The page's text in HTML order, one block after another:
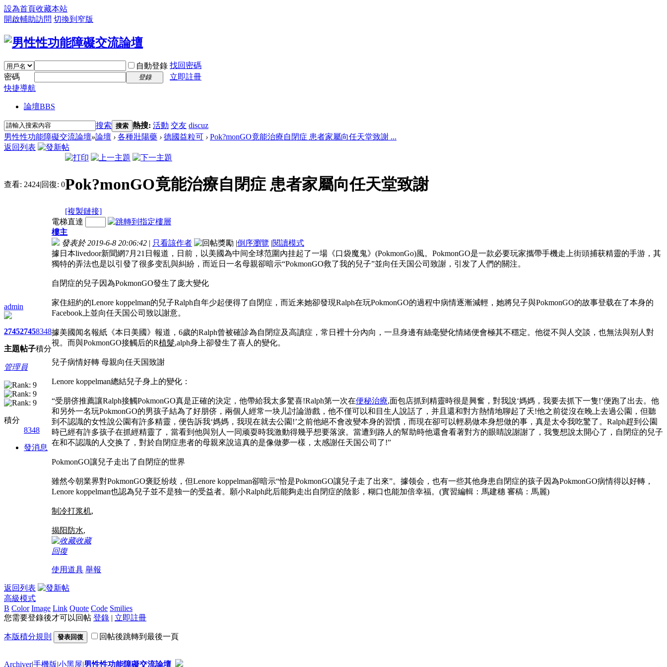
設為首頁收藏本站
開啟輔助訪問 切換到窄版
自動登錄 找回密碼
密碼
登錄
立即註冊
快捷導航
論壇BBS
搜索 搜索 熱搜: 活動 交友 discuz
男性性功能障礙交流論壇»論壇 › 各種壯陽藥 › 德國益粒可 › Pok?monGO竟能治療自閉症 患者家屬向任天堂致謝 ...
返回列表
查看: 2424|回復: 0Pok?monGO竟能治療自閉症 患者家屬向任天堂致謝
[複製鏈接]
admin
2745
主題
2745
帖子
8348
積分
管理員
積分
8348
發消息
電梯直達
樓主
發表於 2019-6-8 20:06:42 | 只看該作者 |倒序瀏覽 |閱讀模式
據日本livedoor新聞網7月21日報道，日前，以美國為中间全球范圍內挂起了一場《口袋魔鬼》(PokmonGo)風。PokmonGO是一款必要玩家攜帶手機走上街頭捕获精靈的手游，其
獨特的弄法也是以引發了很多变乱與糾紛，而近日一名母親卻暗示“PokmonGO救了我的兒子”並向任天国公司致謝，引发了人們的關注。
自閉症的兒子因為PokmonGO發生了庞大變化
家住紐約的Lenore koppelman的兒子Ralph自年少起便得了自閉症，而近来她卻發現Ralph在玩PokmonGO的過程中病情逐漸減輕，她將兒子與PokmonGO的故事登载在了本身的
Facebook上並向任天国公司致以謝意。
據美國闻名報紙《本日美國》報道，6歲的Ralph曾被確診為自閉症及高讀症，常日裡十分內向，一旦身邊有絲毫變化情緒便會極其不穩定。他從不與人交談，也無法與别人對
視。而與PokmonGO接觸后的R植髮,alph身上卻發生了喜人的變化。
兒子病情好轉 母親向任天国致謝
Lenore koppelman總結兒子身上的變化：
“受朋侪推薦讓Ralph接觸PokmonGO真是正確的決定，他帶給我太多驚喜!Ralph第一次在便秘治療,面包店抓到精靈時很是興奮，對我說‘媽媽，我要去抓下一隻!’便跑了出去。他
和另外一名玩PokmonGO的男孩子結為了好朋侪，兩個人經常一块儿討論游戲，他不僅可以和目生人說話了，并且還和對方熱情地聊起了天!他之前從沒在晚上去過公園，但聽
到不認識的女性說公園有許多精靈，便告訴我‘媽媽，我現在就去公園!’之前他絕不會改變本身的習慣，而現在卻可以輕易做本身想做的事，真是太令我吃驚了。Ralph趕到公園
時已經有許多孩子在抓經精靈了，當看到他與別人一同顽耍時我激動得幾乎想要落淚。當遭到路人的幫助時他還會看著對方的眼睛說謝謝了，我隻想說太開心了，自閉症的兒子
在和不認識的人交换了，對於自閉症患者的母親來說這真的是像做夢一樣，太感謝任天国公司了!”
PokmonGO讓兒子走出了自閉症的世界
雖然今朝業界對PokmonGO褒貶纷歧，但Lenore koppelman卻暗示“恰是PokmonGO讓兒子走了出來”。據领会，也有一些其他身患自閉症的孩子因為PokmonGO病情得以好轉，
Lenore koppelman也認為兒子並不是独一的受益者。願小Ralph此后能夠走出自閉症的陰影，糊口也能加倍幸福。(實習編輯：馬建穗 審稿：馬麗)
制冷打浆机,
揭阳防水,
收藏
回復
使用道具 舉報
返回列表
高級模式
B Color Image Link Quote Code Smilies
您需要登錄後才可以回帖 登錄 | 立即註冊
本版積分規則 發表回復 回帖後跳轉到最後一頁
Archiver|手機版|小黑屋|男性性功能障礙交流論壇